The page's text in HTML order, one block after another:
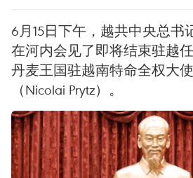
6月15日下午，越共中央总书
在河内会见了即将结束驻越
丹麦王国驻越南特命全权大
（Nicolai Prytz）。